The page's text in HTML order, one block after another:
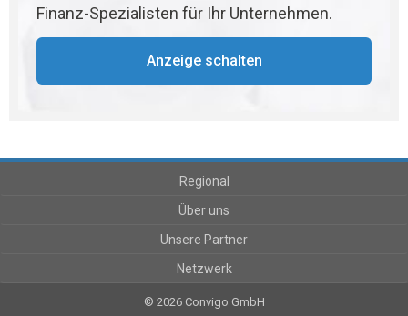
Finanz-Spezialisten für Ihr Unternehmen.
Anzeige schalten
Regional
Über uns
Unsere Partner
Netzwerk
© 2026 Convigo GmbH